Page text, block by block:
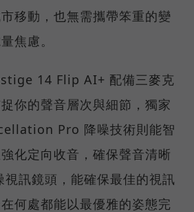
移動，也無需攜帶笨重的變
焦慮。
14 Flip AI+ 配備三麥克
你的聲音層次與細節，獨家
Pro 降噪技術則能智
化定向收音，確保聲音清晰
訊鏡頭，能確保最佳的視訊
何處都能以最優雅的姿態完